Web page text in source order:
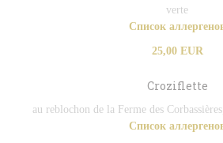
verte
Список
25,00 EUR
Croziflette
au reblochon de la Ferme des
Список